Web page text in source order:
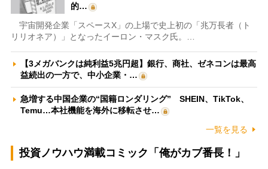
的…
宇宙開発企業「スペースX」の上場で史上初の「兆万長者（ト
リリオネア）」となったイーロン・マスク氏。…
【3メガバンクは純利益5兆円超】銀行、商社、ゼネコンは最高
益続出の一方で、中小企業・…
急増する中国企業の“国籍ロンダリング” SHEIN、TikTok、
Temu…本社機能を海外に移転させ…
一覧を見る
投資ノウハウ満載コミック「俺がカブ番長！」